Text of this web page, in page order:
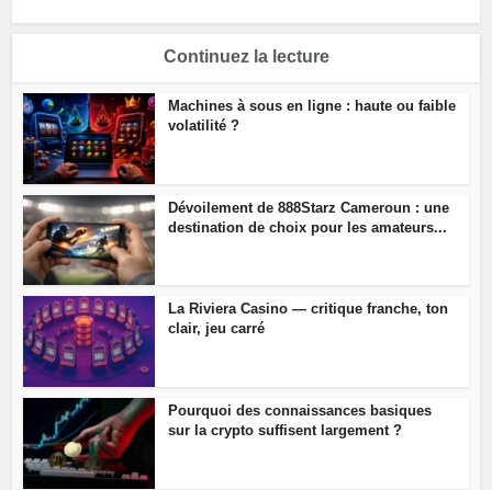
Continuez la lecture
Machines à sous en ligne : haute ou faible
volatilité ?
Dévoilement de 888Starz Cameroun : une
destination de choix pour les amateurs...
La Riviera Casino — critique franche, ton
clair, jeu carré
Pourquoi des connaissances basiques
sur la crypto suffisent largement ?